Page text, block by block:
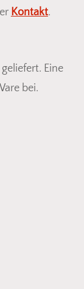
Kontakt.
Eine
bei.